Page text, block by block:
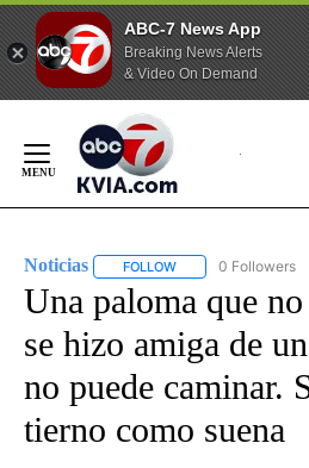
ABC-7 News App
Breaking News Alerts
& Video On Demand
Content
Noticias FOLLOW FOLLOW0 Followers
Una paloma que
se hizo amiga de
no puede caminar.
tierno como suena